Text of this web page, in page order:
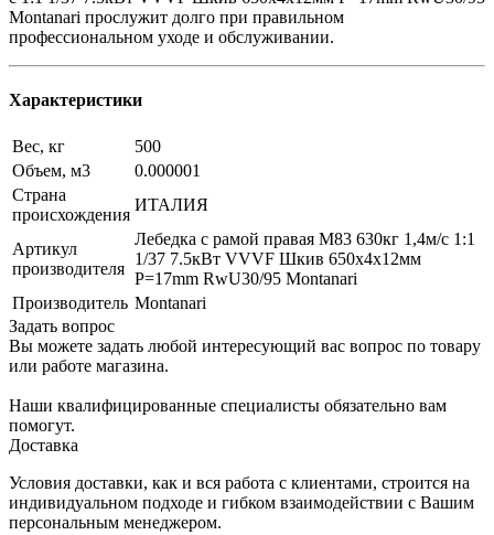
Montanari прослужит долго при правильном
профессиональном уходе и обслуживании.
Характеристики
Вес, кг
500
Объем, м3
0.000001
Страна
происхождения
ИТАЛИЯ
Артикул
производителя
Лебедка с рамой правая М83 630кг 1,4м/с 1:1
1/37 7.5кВт VVVF Шкив 650х4x12мм
P=17mm RwU30/95 Montanari
Производитель Montanari
Задать вопрос
Вы можете задать любой интересующий вас вопрос по товару
или работе магазина.
Наши квалифицированные специалисты обязательно вам
помогут.
Доставка
Условия доставки, как и вся работа с клиентами, строится на
индивидуальном подходе и гибком взаимодействии с Вашим
персональным менеджером.